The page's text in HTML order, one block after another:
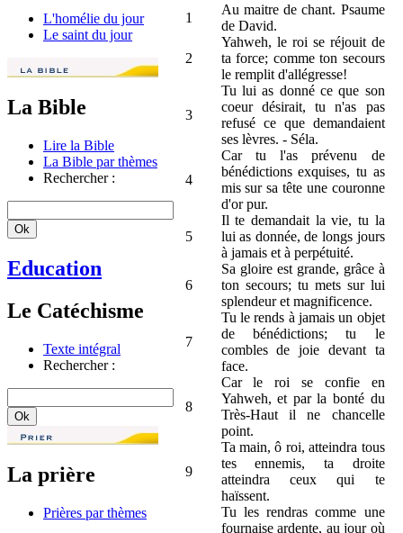
L'homélie du jour
Le saint du jour
La Bible
Lire la Bible
La Bible par thèmes
Rechercher :
Education
Le Catéchisme
Texte intégral
Rechercher :
La prière
Prières par thèmes
1
Au maitre de chant. Psaume
de David.
2
Yahweh, le roi se réjouit de
ta force; comme ton secours
le remplit d'allégresse!
3
Tu lui as donné ce que son
coeur désirait, tu n'as pas
refusé ce que demandaient
ses lèvres. - Séla.
4
Car tu l'as prévenu de
bénédictions exquises, tu as
mis sur sa tête une couronne
d'or pur.
5
Il te demandait la vie, tu la
lui as donnée, de longs jours
à jamais et à perpétuité.
6
Sa gloire est grande, grâce à
ton secours; tu mets sur lui
splendeur et magnificence.
7
Tu le rends à jamais un objet
de bénédictions; tu le
combles de joie devant ta
face.
8
Car le roi se confie en
Yahweh, et par la bonté du
Très-Haut il ne chancelle
point.
9
Ta main, ô roi, atteindra tous
tes ennemis, ta droite
atteindra ceux qui te
haïssent.
Tu les rendras comme une
fournaise ardente, au jour où